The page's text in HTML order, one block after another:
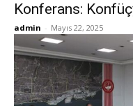
Konferans:
admin - Mayıs 22, 2025